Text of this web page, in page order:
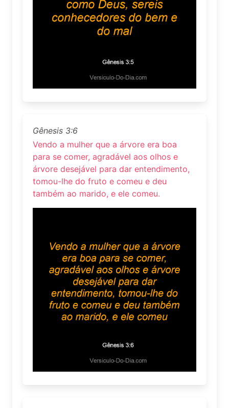
Gênesis 3:6
Vendo a mulher que a árvore era boa
para se comer, agradável aos olhos e
árvore desejável para dar entendimento,
tomou-lhe do fruto e comeu e deu
também ao marido, e ele comeu.